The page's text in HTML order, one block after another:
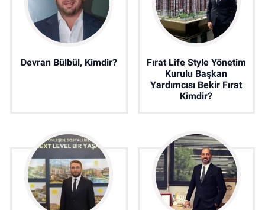
Devran Bülbül, Kimdir?
Fırat Life Style Yönetim
Kurulu Başkan
Yardımcısı Bekir Fırat
Kimdir?